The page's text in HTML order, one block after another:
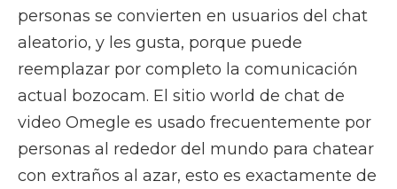
personas se convierten en usuarios del chat
aleatorio, y les gusta, porque puede
reemplazar por completo la comunicación
actual bozocam. El sitio world de chat de
video Omegle es usado frecuentemente por
personas al rededor del mundo para chatear
con extraños al azar, esto es exactamente de